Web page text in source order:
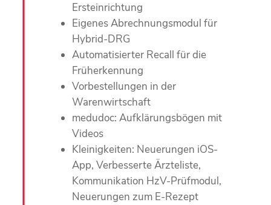
Ersteinrichtung
Eigenes Abrechnungsmodul für
Hybrid-DRG
Automatisierter Recall für die
Früherkennung
Vorbestellungen in der
Warenwirtschaft
medudoc: Aufklärungsbögen mit
Videos
Kleinigkeiten: Neuerungen iOS-
App, Verbesserte Ärzteliste,
Kommunikation HzV-Prüfmodul,
Neuerungen zum E-Rezept